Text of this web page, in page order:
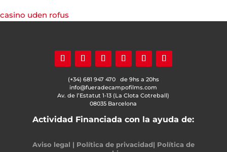
casino uden rofus
(+34) 681 947 470 de 9hs a 20hs
info@fueradecampofilms.com
Av. de l’Estatut 1-13 (La Clota Cotreball)
08035 Barcelona
Actividad Financiada con la ayuda de:
Aviso legal | Política de privacidad| Política de